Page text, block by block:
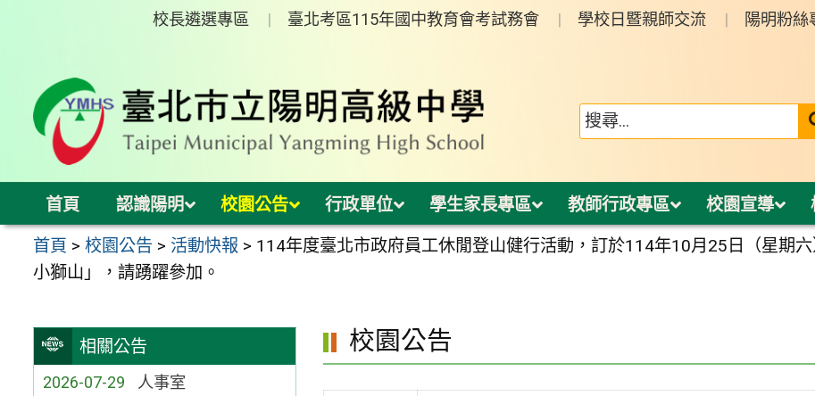
校長遴選專區 臺北考區115年國中教育會考試務會 學校日暨親師交流 陽明粉絲
首頁 認識陽明 校園公告 行政單位 學生家長專區 教師行政專區 校園宣導
首頁 >校園公告 > 活動快報 > 114年度臺北市政府員工休閒登山健行活動，訂於114年10月25日（星期
小獅山」，請踴躍參加。
相關公告
2026-07-29 人事室
校園公告